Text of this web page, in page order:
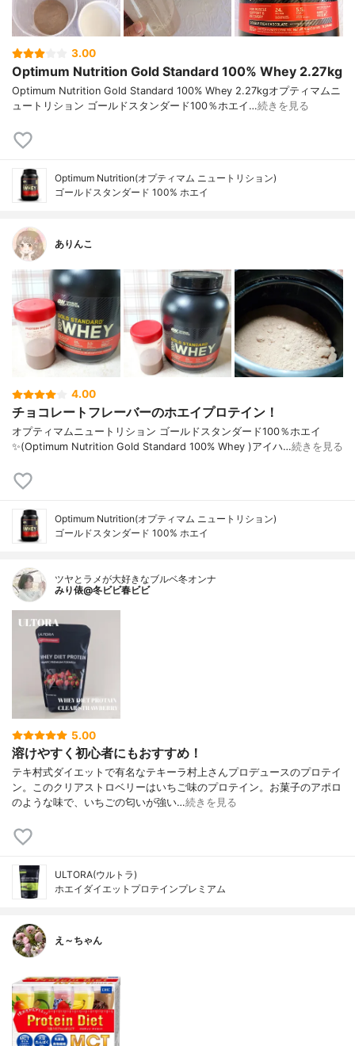
3.00
Optimum Nutrition Gold Standard 100% Whey 2.27kg
Optimum Nutrition Gold Standard 100% Whey 2.27kgオプティマムニ
ュートリション ゴールドスタンダード100％ホエイ…続きを見る
Optimum Nutrition(オプティマム ニュートリション)
ゴールドスタンダード 100% ホエイ
ありんこ
4.00
チョコレートフレーバーのホエイプロテイン！
オプティマムニュートリション ゴールドスタンダード100％ホエイ
✨(Optimum Nutrition Gold Standard 100% Whey )アイハ…続きを見る
Optimum Nutrition(オプティマム ニュートリション)
ゴールドスタンダード 100% ホエイ
ツヤとラメが大好きなブルベ冬オンナ
みり俵@冬ビビ春ビビ
5.00
溶けやすく初心者にもおすすめ！
テキ村式ダイエットで有名なテキーラ村上さんプロデュースのプロテイ
ン。このクリアストロベリーはいちご味のプロテイン。お菓子のアポロ
のような味で、いちごの匂いが強い…続きを見る
ULTORA(ウルトラ)
ホエイダイエットプロテインプレミアム
え～ちゃん